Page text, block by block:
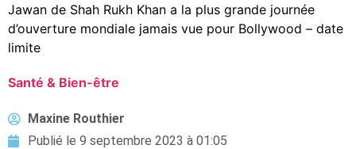
Jawan de Shah Rukh Khan a la plus grande journée
d’ouverture mondiale jamais vue pour Bollywood – date
limite
Santé & Bien-être
Maxine Routhier
Publié le 9 septembre 2023 à 01:05